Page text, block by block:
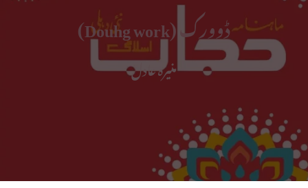
ڈوورک (Douhg work)
منیرہ عادل